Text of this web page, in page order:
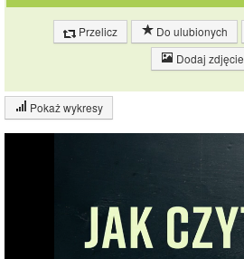
Przelicz Do ulubionych
Dodaj zdjęcie
Pokaż wykresy
Wykres składu produktu